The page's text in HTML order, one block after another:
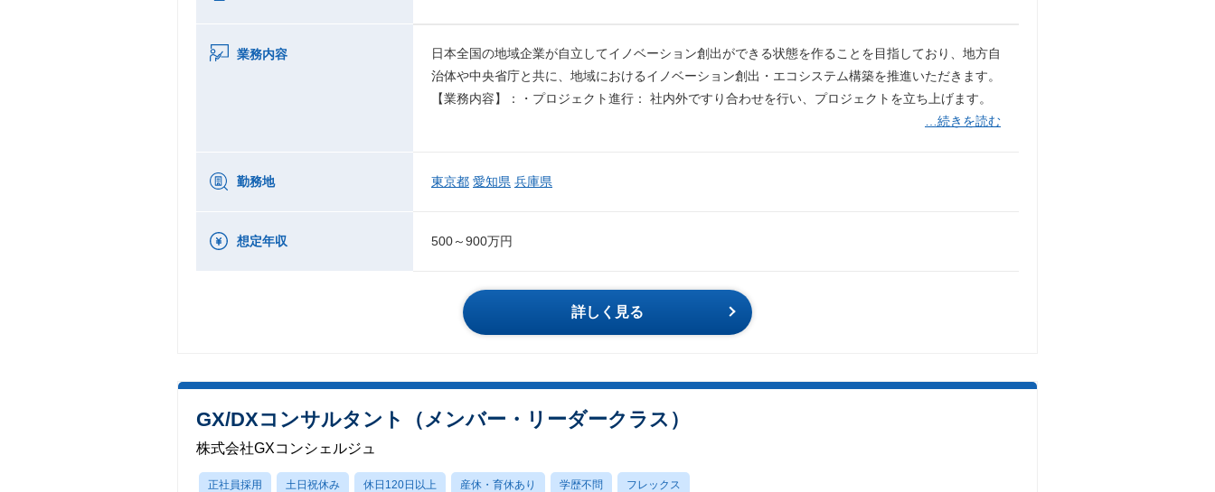
業務内容
日本全国の地域企業が自立してイノベーション創出ができる状態を作ることを目指しており、地方自
治体や中央省庁と共に、地域におけるイノベーション創出・エコシステム構築を推進いただきます。
【業務内容】：・プロジェクト進行： 社内外ですり合わせを行い、プロジェクトを立ち上げます。
…続きを読む
勤務地 東京都 愛知県 兵庫県
想定年収 500～900万円
詳しく見る
GX/DXコンサルタント（メンバー・リーダークラス）
株式会社GXコンシェルジュ
正社員採用 土日祝休み 休日120日以上 産休・育休あり 学歴不問 フレックス